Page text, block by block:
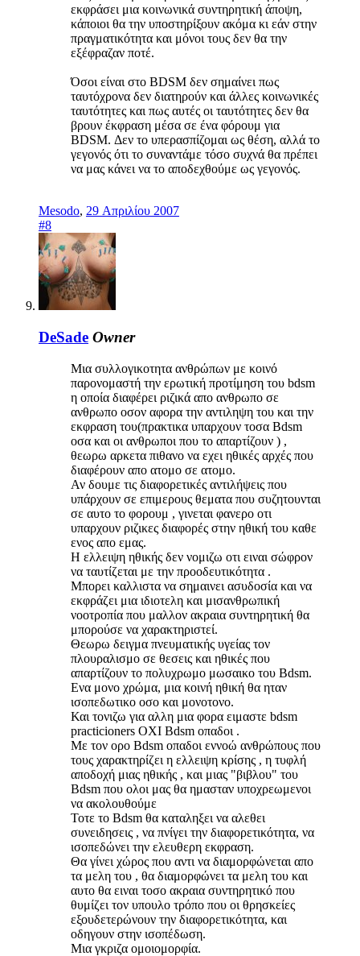
εκφράσει μια κοινωνικά συντηρητική άποψη,
κάποιοι θα την υποστηρίξουν ακόμα κι εάν στην
πραγματικότητα και μόνοι τους δεν θα την
εξέφραζαν ποτέ.
Όσοι είναι στο BDSM δεν σημαίνει πως
ταυτόχρονα δεν διατηρούν και άλλες κοινωνικές
ταυτότητες και πως αυτές οι ταυτότητες δεν θα
βρουν έκφραση μέσα σε ένα φόρουμ για
BDSM. Δεν το υπερασπίζομαι ως θέση, αλλά το
γεγονός ότι το συναντάμε τόσο συχνά θα πρέπει
να μας κάνει να το αποδεχθούμε ως γεγονός.
Mesodo, 29 Απριλίου 2007
#8
DeSade Owner
Μια συλλογικοτητα ανθρώπων με κοινό
παρονομαστή την ερωτική προτίμηση του bdsm
η οποία διαφέρει ριζικά απο ανθρωπο σε
ανθρωπο οσον αφορα την αντιληψη του και την
εκφραση του(πρακτικα υπαρχουν τοσα Bdsm
οσα και οι ανθρωποι που το απαρτίζουν ) ,
θεωρω αρκετα πιθανο να εχει ηθικές αρχές που
διαφέρουν απο ατομο σε ατομο.
Αν δουμε τις διαφορετικές αντιλήψεις που
υπάρχουν σε επιμερους θεματα που συζητουνται
σε αυτο το φορουμ , γινεται φανερο οτι
υπαρχουν ριζικες διαφορές στην ηθική του καθε
ενος απο εμας.
Η ελλειψη ηθικής δεν νομιζω οτι ειναι σώφρον
να ταυτίζεται με την προοδευτικότητα .
Μπορει καλλιστα να σημαινει ασυδοσία και να
εκφράζει μια ιδιοτελη και μισανθρωπική
νοοτροπία που μαλλον ακραια συντηρητική θα
μπορούσε να χαρακτηριστεί.
Θεωρω δειγμα πνευματικής υγείας τον
πλουραλισμο σε θεσεις και ηθικές που
απαρτίζουν το πολυχρωμο μωσαικο του Bdsm.
Ενα μονο χρώμα, μια κοινή ηθική θα ηταν
ισοπεδωτικο οσο και μονοτονο.
Και τονιζω για αλλη μια φορα ειμαστε bdsm
practicioners ΟΧΙ Bdsm οπαδοι .
Με τον ορο Bdsm οπαδοι εννοώ ανθρώπους που
τους χαρακτηρίζει η ελλειψη κρίσης , η τυφλή
αποδοχή μιας ηθικής , και μιας "βιβλου" του
Bdsm που ολοι μας θα ημασταν υποχρεωμενοι
να ακολουθούμε
Τοτε το Bdsm θα καταληξει να αλεθει
συνειδησεις , να πνίγει την διαφορετικότητα, να
ισοπεδώνει την ελευθερη εκφραση.
Θα γίνει χώρος που αντι να διαμορφώνεται απο
τα μελη του , θα διαμορφώνει τα μελη του και
αυτο θα ειναι τοσο ακραια συντηρητικό που
θυμίζει τον υπουλο τρόπο που οι θρησκείες
εξουδετερώνουν την διαφορετικότητα, και
οδηγουν στην ισοπέδωση.
Μια γκριζα ομοιομορφία.